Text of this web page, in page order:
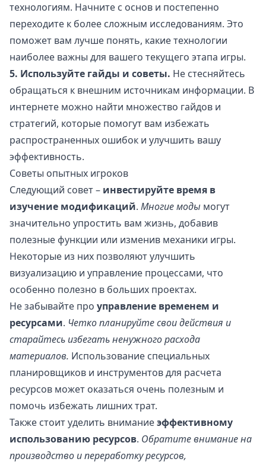
технологиям. Начните с основ и постепенно
переходите к более сложным исследованиям. Это
поможет вам лучше понять, какие технологии
наиболее важны для вашего текущего этапа игры.
5. Используйте гайды и советы. Не стесняйтесь
обращаться к внешним источникам информации. В
интернете можно найти множество гайдов и
стратегий, которые помогут вам избежать
распространенных ошибок и улучшить вашу
эффективность.
Советы опытных игроков
Следующий совет – инвестируйте время в
изучение модификаций. Многие моды могут
значительно упростить вам жизнь, добавив
полезные функции или изменив механики игры.
Некоторые из них позволяют улучшить
визуализацию и управление процессами, что
особенно полезно в больших проектах.
Не забывайте про управление временем и
ресурсами. Четко планируйте свои действия и
старайтесь избегать ненужного расхода
материалов. Использование специальных
планировщиков и инструментов для расчета
ресурсов может оказаться очень полезным и
помочь избежать лишних трат.
Также стоит уделить вниманиеэффективному
использованию ресурсов. Обратите внимание на
производство и переработку ресурсов,